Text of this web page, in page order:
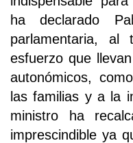
ha declarado
parlamentaria, al
esfuerzo que
autonómicos,
las familias y a la
ministro ha
imprescindible ya